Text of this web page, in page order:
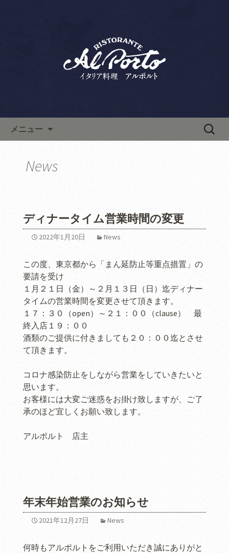
西麻布で人気のイタリアン「リ
ストランテ アルポルト」の新
人気のイタリア料理店です。上質な空
間は記念日やデート、接待にもおすす
め。こちらから最新情報やお料理教室
メニュー
検
News
ディナータイム営業時間の変更
2022年1月20日 News
この度、東京都から「まん延防止等重点措置」の
要請を受け
１月２１日（金）～２月１３日（日）迄ディナー
タイムの営業時間を変更させて頂きます。
１７：３０（open）～２１：００（clause） 最
終入店１９：００
酒類のご提供に付きましても２０：００迄とさせ
て頂きます。
コロナ感染防止をしながら営業をしていきたいと
思います。
お客様には大変ご迷惑をお掛け致しますが、ご了
承のほど宜しくお願い致します。
アルポルト 店主
年末年始営業のお知らせ
2021年12月27日 News
何時もアルポルトをご利用いただき誠にありがと